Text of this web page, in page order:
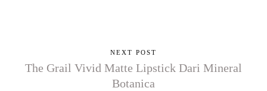
NEXT POST
The Grail Vivid Matte Lipstick Dari Mineral
Botanica